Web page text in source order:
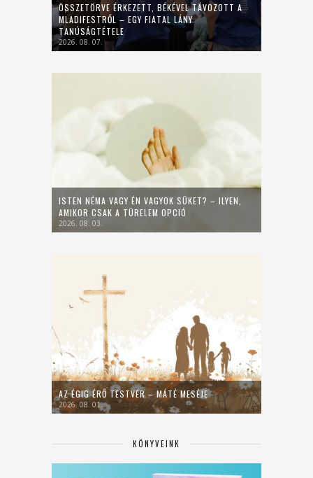
ÖSSZETÖRVE ÉRKEZETT, BÉKÉVEL TÁVOZOTT A
MLADIFESTRŐL – EGY FIATAL LÁNY
TANÚSÁGTÉTELE
2026. 08. 07.
ISTEN NÉMA VAGY ÉN VAGYOK SÜKET? – ILYEN,
AMIKOR CSAK A TÜRELEM OPCIÓ
2026. 08. 03.
AZ ÉGIG ÉRŐ TESTVÉR – MÁTÉ MESÉJE
2026. 08. 01.
KÖNYVEINK